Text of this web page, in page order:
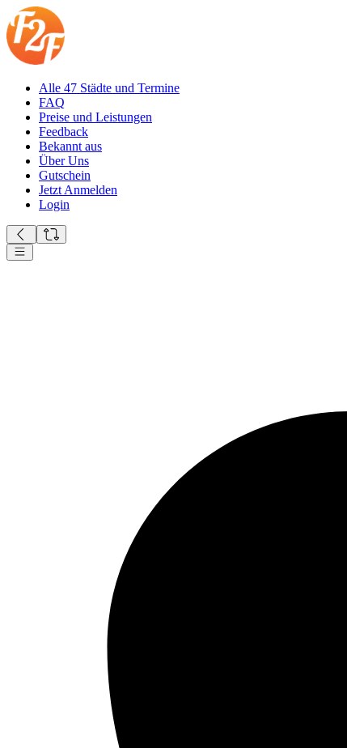
Alle 47 Städte und Termine
FAQ
Preise und Leistungen
Feedback
Bekannt aus
Über Uns
Gutschein
Jetzt Anmelden
Login